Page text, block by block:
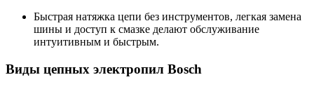
Быстрая натяжка цепи без инструментов, легкая замена
шины и доступ к смазке делают обслуживание
интуитивным и быстрым.
Виды цепных электропил Bosch